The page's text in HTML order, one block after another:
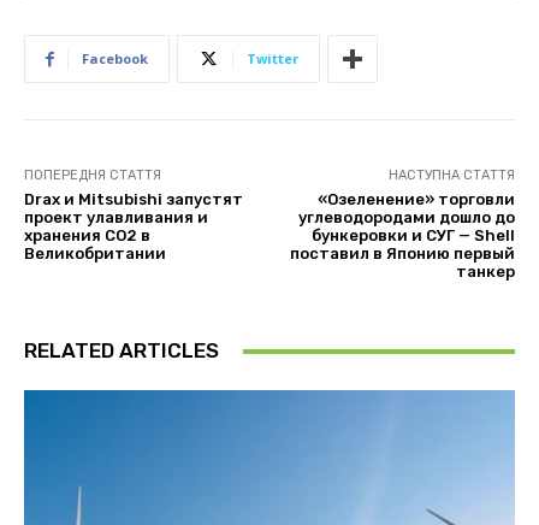
Facebook Twitter
ПОПЕРЕДНЯ СТАТТЯ
Drax и Mitsubishi запустят
проект улавливания и
хранения CO2 в
Великобритании
НАСТУПНА СТАТТЯ
«Озеленение» торговли
углеводородами дошло до
бункеровки и СУГ — Shell
поставил в Японию первый
танкер
RELATED ARTICLES